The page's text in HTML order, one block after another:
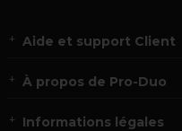
Aide et support Client
À propos de Pro-Duo
Informations légales